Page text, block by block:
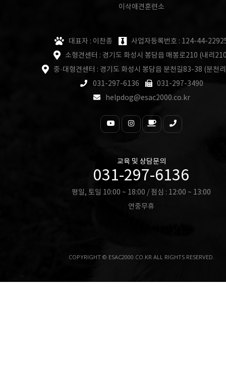
이삭애견훈련소
대표자 : 이찬종
사업자등록번호 : 124-44-
소형견센터 : 경기도 화성시 봉담읍 매봉로210 (내리
중·대형견센터 : 경기도 화성시 봉담읍 분천길83-38 (분천
031-297-6136
031-297-3490
helpdog@esac2000.co.kr
교육 및 상담문의
031-297-6136
평일, 토일 10:00 ~ 18:00 / 점심 : 12:00 ~ 13:00
연중무휴
COPYRIGHT © ESAC2000.CO.KR ALL RIGHTS RESERVED.